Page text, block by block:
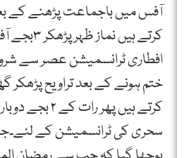
آفس میں باجماعت پڑھنے کے
کرتے ہیں
افطاری ٹرانسمیشن عصر سے
ختم ہونے کے بعد تراویح پڑھکر
کرتے ہیں پھر
سحری کی ٹرانسمیشن کے